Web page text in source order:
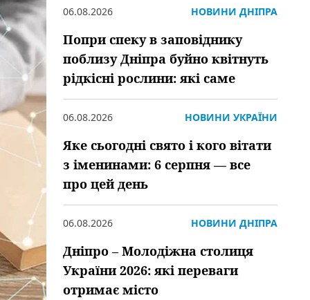
06.08.2026 НОВИНИ ДНІПРА
Попри спеку в заповіднику
поблизу Дніпра буйно квітнуть
рідкісні рослини: які саме
06.08.2026 НОВИНИ УКРАЇНИ
Яке сьогодні свято і кого вітати
з іменинами: 6 серпня — все
про цей день
06.08.2026 НОВИНИ ДНІПРА
Дніпро – Молодіжна столиця
України 2026: які переваги
отримає місто